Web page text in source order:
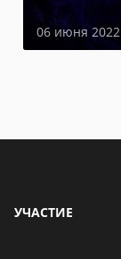
06 июня 2022
УЧАСТИЕ